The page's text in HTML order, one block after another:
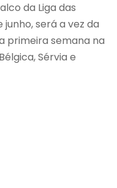
da Liga das
junho, será a vez da
primeira semana na
Sérvia e